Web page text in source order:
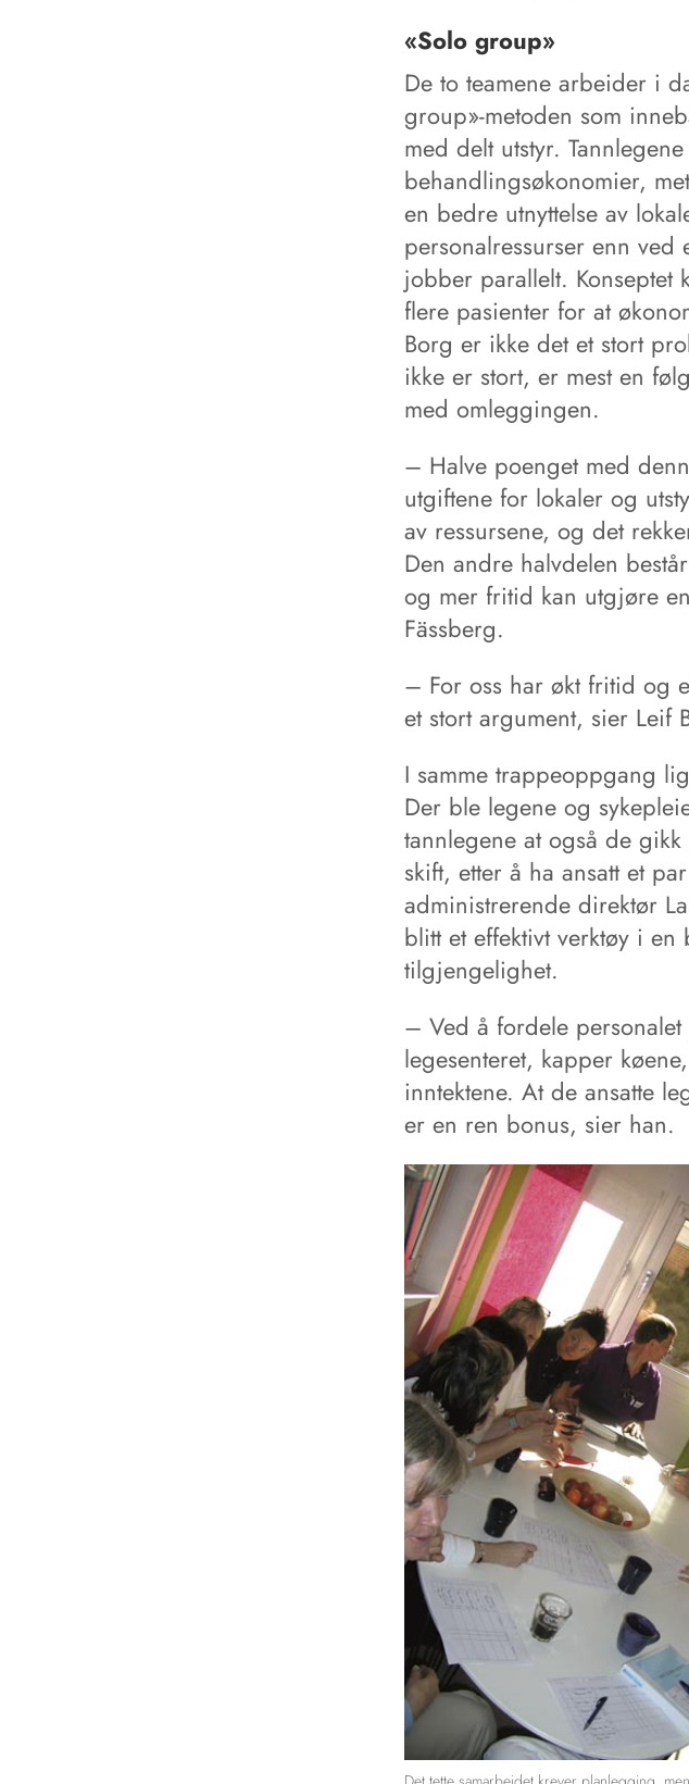
«Solo group»
De to teamene arbeider i
group»-metoden som
med delt utstyr.
behandlingsøkonomier,
en bedre utnyttelse av
personalressurser enn
jobber parallelt.
flere pasienter for at
Borg er ikke det et stort
ikke er stort, er mest en
med omleggingen.
– Halve poenget med
utgiftene for lokaler og
av ressursene, og det
Den andre halvdelen
og mer fritid kan utgjøre
Fässberg.
– For oss har økt fritid og
et stort argument, sier Leif
I samme trappeoppgang
Der ble legene og
tannlegene at også de
skift, etter å ha ansatt et
administrerende direktør
blitt et effektivt verktøy i
tilgjengelighet.
– Ved å fordele
legesenteret, kapper
inntektene. At de ansatte
er en ren bonus, sier han.